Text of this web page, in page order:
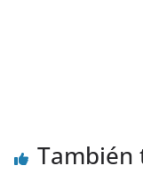
También